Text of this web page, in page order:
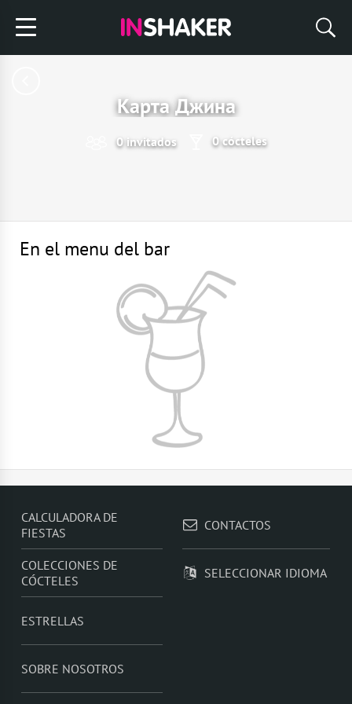
Карта Джина
0 invitados 0 cócteles
En el menu del bar
CALCULADORA DE
FIESTAS
COLECCIONES DE
CÓCTELES
ESTRELLAS
SOBRE NOSOTROS
CONTACTOS
SELECCIONAR IDIOMA